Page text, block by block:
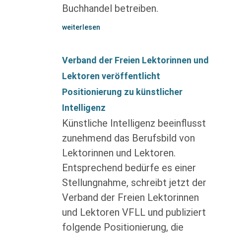
Buchhandel betreiben.
weiterlesen
Verband der Freien Lektorinnen und
Lektoren veröffentlicht
Positionierung zu künstlicher
Intelligenz
Künstliche Intelligenz beeinflusst
zunehmend das Berufsbild von
Lektorinnen und Lektoren.
Entsprechend bedürfe es einer
Stellungnahme, schreibt jetzt der
Verband der Freien Lektorinnen
und Lektoren VFLL und publiziert
folgende Positionierung, die